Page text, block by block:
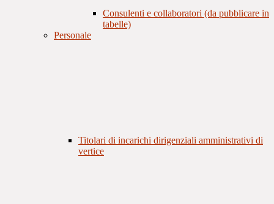
Consulenti e collaboratori (da pubblicare in
tabelle)
Personale
Titolari di incarichi dirigenziali amministrativi di
vertice